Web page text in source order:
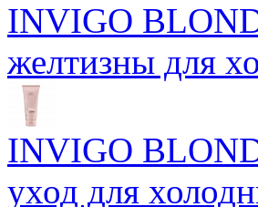
INVIGO
желтизны для
INVIGO
уход для